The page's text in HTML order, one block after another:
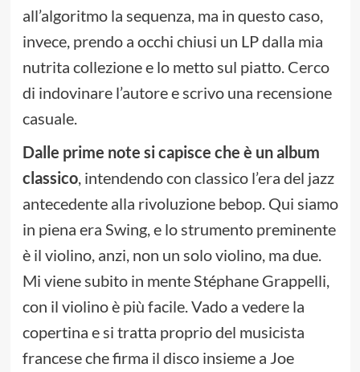
all’algoritmo la sequenza, ma in questo caso,
invece, prendo a occhi chiusi un LP dalla mia
nutrita collezione e lo metto sul piatto. Cerco
di indovinare l’autore e scrivo una recensione
casuale.
Dalle prime note si capisce che è un album
classico, intendendo con classico l’era del jazz
antecedente alla rivoluzione bebop. Qui siamo
in piena era Swing, e lo strumento preminente
è il violino, anzi, non un solo violino, ma due.
Mi viene subito in mente Stéphane Grappelli,
con il violino è più facile. Vado a vedere la
copertina e si tratta proprio del musicista
francese che firma il disco insieme a Joe